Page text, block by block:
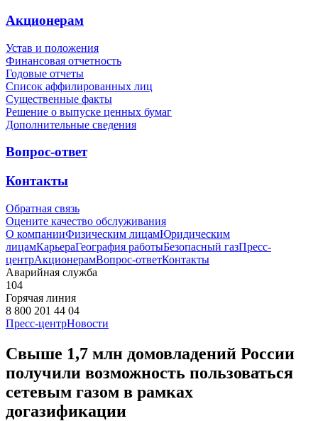
Акционерам
Устав и положения
Финансовая отчетность
Годовые отчеты
Список аффилированных лиц
Существенные факты
Решение о выпуске ценных бумаг
Дополнительные сведения
Вопрос-ответ
Контакты
Обратная связь
Оцените качество обслуживания
О компанииФизическим лицамЮридическим
лицамКарьераГеография работыБезопасный газПресс-
центрАкционерамВопрос-ответКонтакты
Аварийная служба
104
Горячая линия
8 800 201 44 04
Пресс-центрНовости
Свыше 1,7 млн домовладений России
получили возможность пользоваться
сетевым газом в рамках
догазификации